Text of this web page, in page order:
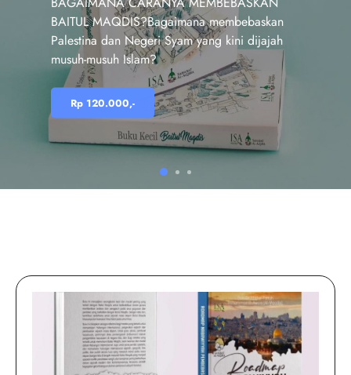
BAITUL MAQDIS?Bagaimana membebaskan
Palestina dan Negeri Syam yang kini dijajah
musuh-musuh Islam?
Rp 120.000,-